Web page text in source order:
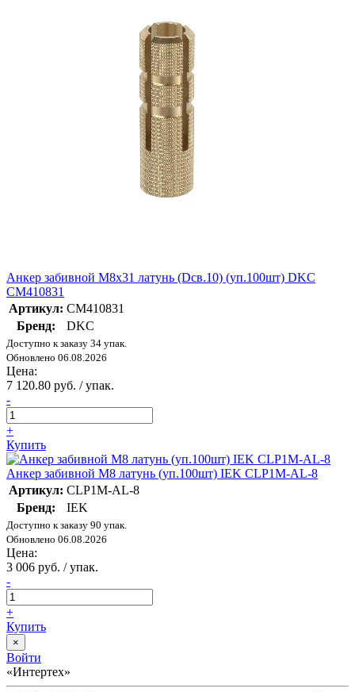
Анкер забивной М8х31 латунь (Dсв.10) (уп.100шт) DKC
CM410831
Артикул: CM410831
Бренд:
DKC
Доступно к заказу 34 упак.
Обновлено 06.08.2026
Цена:
7 120.80 руб. / упак.
-
+
Купить
Анкер забивной М8 латунь (уп.100шт) IEK CLP1M-AL-8
Артикул: CLP1M-AL-8
Бренд:
IEK
Доступно к заказу 90 упак.
Обновлено 06.08.2026
Цена:
3 006 руб. / упак.
-
+
Купить
×
Войти
«Интертех»